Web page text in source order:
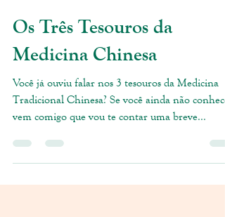
Instituto Inanis
27 de out. de 2022
1 min de leitura
Os Três Tesouros da
Medicina Chinesa
Você já ouviu falar nos 3 tesouros da Medicina
Tradicional Chinesa? Se você ainda não conhece,